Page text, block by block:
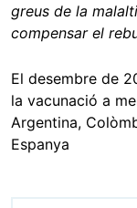
greus de la
compensar el
El desembre de
la vacunació a
Argentina,
Espanya